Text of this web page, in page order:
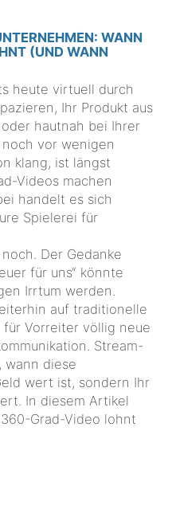
WANN
(UND WANN
heute virtuell durch
Ihr Produkt aus
hautnah bei Ihrer
noch vor wenigen
klang, ist längst
Videos machen
Spielerei für
Der Gedanke
für uns“ könnte
Irrtum werden.
auf traditionelle
Vorreiter völlig neue
Stream-
wann diese
wert ist, sondern Ihr
Grad-Video lohnt